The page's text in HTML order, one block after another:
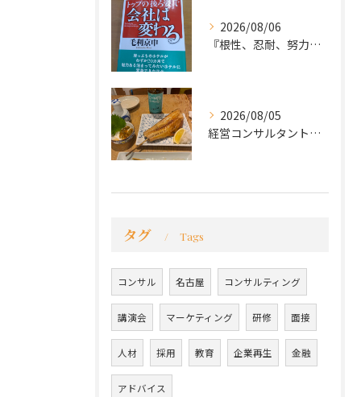
2026/08/06
『根性、忍耐、努力という言葉は死語なのか』
2026/08/05
経営コンサルタントのモーちゃん・毛利京申です。
タグ Tags
コンサル 名古屋 コンサルティング
講演会 マーケティング 研修 面接
人材 採用 教育 企業再生 金融
アドバイス